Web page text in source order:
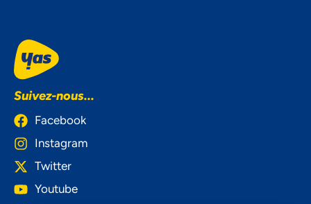
Suivez-nous...
Facebook
Instagram
Twitter
Youtube